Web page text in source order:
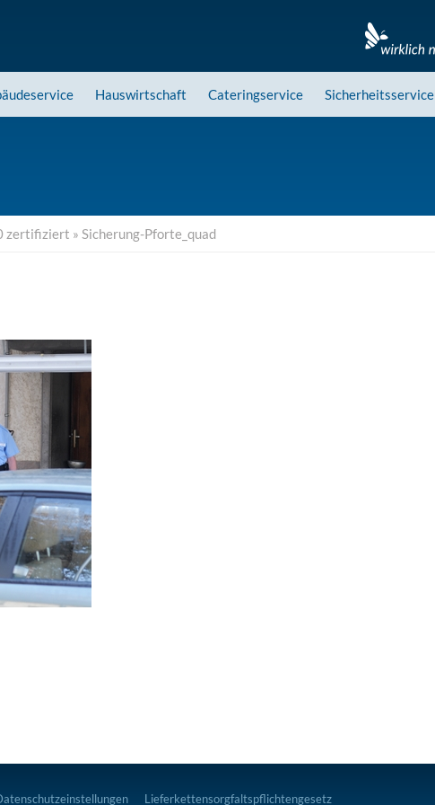
Hauswirtschaft Cateringservice Sicherheitsservice
zertifiziert » Sicherung-Pforte_quad
Lieferkettensorgfaltspflichtengesetz